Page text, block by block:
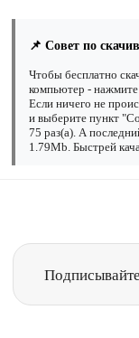
📌 Совет по
Чтобы бесплатно
компьютер - нажмите
Если ничего не
и выберите пункт
75 раз(а). А
1.79Mb. Быстрей